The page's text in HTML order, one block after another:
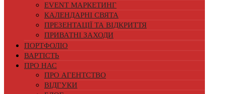
EVENT МАРКЕТИНГ
КАЛЕНДАРНІ СВЯТА
ПРЕЗЕНТАЦІЇ ТА ВІДКРИТТЯ
ПРИВАТНІ ЗАХОДИ
ПОРТФОЛІО
ВАРТІСТЬ
ПРО НАС
ПРО АГЕНТСТВО
ВІДГУКИ